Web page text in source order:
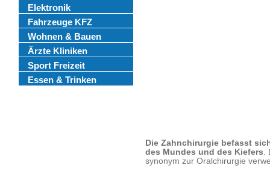
Elektronik
Fahrzeuge KFZ
Wohnen & Bauen
Ärzte Kliniken
Sport Freizeit
Essen & Trinken
Die Zahnchirurgie befasst
des Mundes und des Kiefers.
synonym zur Oralchirurgie